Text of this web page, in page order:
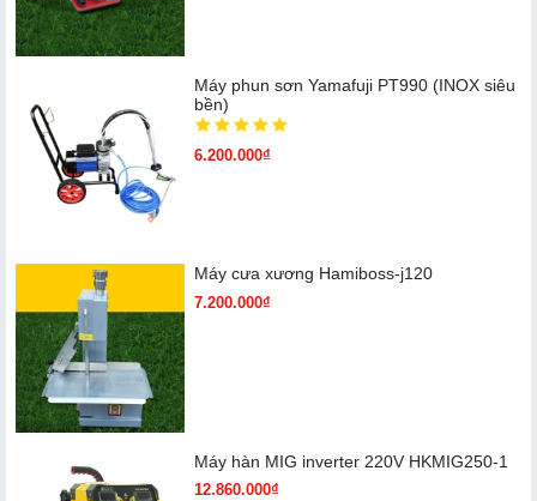
Máy phun sơn Yamafuji PT990 (INOX siêu
bền)
6.200.000₫
Máy cưa xương Hamiboss-j120
7.200.000₫
Máy hàn MIG inverter 220V HKMIG250-1
12.860.000₫